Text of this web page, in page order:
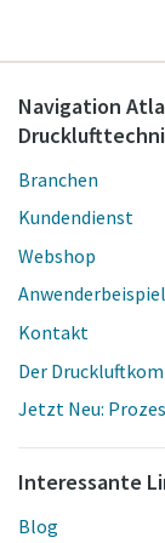
Navigation
Branchen
Kundendienst
Webshop
Kontakt
Der
Jetzt Neu:
Interessante
Blog